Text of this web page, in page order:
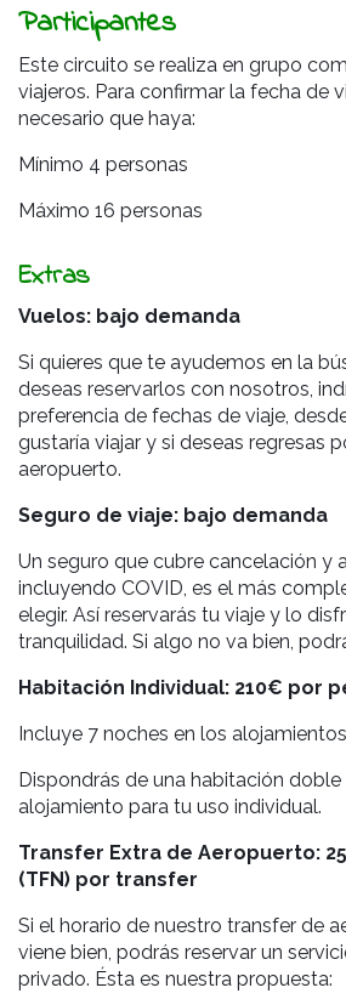
Participantes
Este circuito se realiza en grupo
viajeros. Para confirmar la fecha de
necesario que haya:
Mínimo 4 personas
Máximo 16 personas
Extras
Vuelos: bajo demanda
Si quieres que te ayudemos en la
deseas reservarlos con nosotros,
preferencia de fechas de viaje,
gustaría viajar y si deseas regresas
aeropuerto.
Seguro de viaje: bajo demanda
Un seguro que cubre cancelación y
incluyendo COVID, es el más
elegir. Así reservarás tu viaje y lo
tranquilidad. Si algo no va bien,
Habitación Individual: 210€ por
Incluye 7 noches en los
Dispondrás de una habitación doble
alojamiento para tu uso individual.
Transfer Extra de Aeropuerto:
(TFN) por transfer
Si el horario de nuestro transfer de
viene bien, podrás reservar un
privado. Ésta es nuestra propuesta: